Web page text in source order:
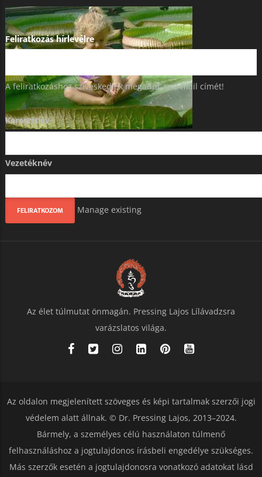
Feliratkozás hírlevélre
A feliratkozáshoz szíveskedjék megadni az e-mail címét!
Keresztnév
Vezetéknév
Manage existing
Az élet túlmutat önmagán. Pressing Lajos Lílávadzsra
varázslatos világa.
Az oldalon megjelenített szöveges és képi tartalmak szerzői jogi
védelem alatt állnak. © Dr. Pressing Lajos, 2013–2024.
Bármely, a személyes célú használaton túlmenő
felhasználáshoz a jogtulajdonos írásbeli engedélye szükséges.
Más szerzők esetén a jogtulajdonosra vonatkozó adatokat lásd